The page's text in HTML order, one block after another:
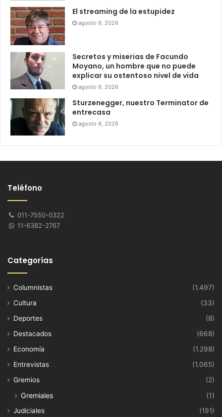
El streaming de la estupidez
agosto 9, 2026
Secretos y miserias de Facundo
Moyano, un hombre que no puede
explicar su ostentoso nivel de vida
agosto 9, 2026
Sturzenegger, nuestro Terminator de
entrecasa
agosto 9, 2026
Teléfono
011-7550-0322
11-6382-2767
Categorías
Columnistas
(1.497)
Cultura
(33)
Deportes
(8)
Destacados
(668)
Economía
(1.298)
Entrevistas
(1.065)
Gremios
(2)
Gremiales (1)
Judiciales
(191)